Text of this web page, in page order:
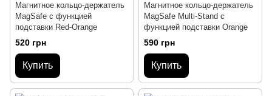
Магнитное кольцо-держатель
MagSafe с функцией
подставки Red-Orange
520 грн
Купить
Магнитное кольцо-держатель
MagSafe Multi-Stand с
функцией подставки Orange
590 грн
Купить